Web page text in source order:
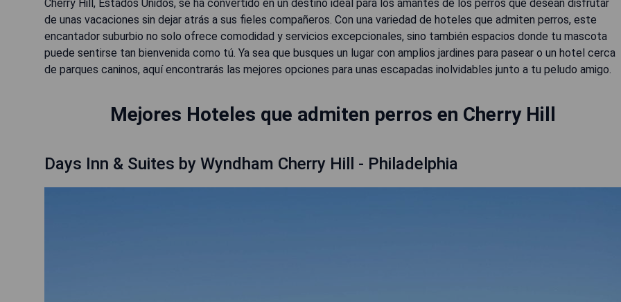
Cherry Hill, Estados Unidos, se ha convertido en un destino ideal para los amantes de los perros que desean disfrutar
de unas vacaciones sin dejar atrás a sus fieles compañeros. Con una variedad de hoteles que admiten perros, este
encantador suburbio no solo ofrece comodidad y servicios excepcionales, sino también espacios donde tu mascota
puede sentirse tan bienvenida como tú. Ya sea que busques un lugar con amplios jardines para pasear o un hotel cerca
de parques caninos, aquí encontrarás las mejores opciones para unas escapadas inolvidables junto a tu peludo amigo.
Mejores Hoteles que admiten perros en Cherry Hill
Days Inn & Suites by Wyndham Cherry Hill - Philadelphia